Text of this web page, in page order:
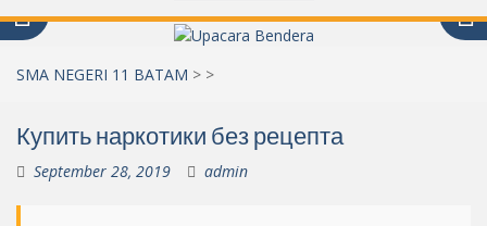
SMA NEGERI 11 BATAM > >
Купить наркотики без рецепта
September 28, 2019 admin